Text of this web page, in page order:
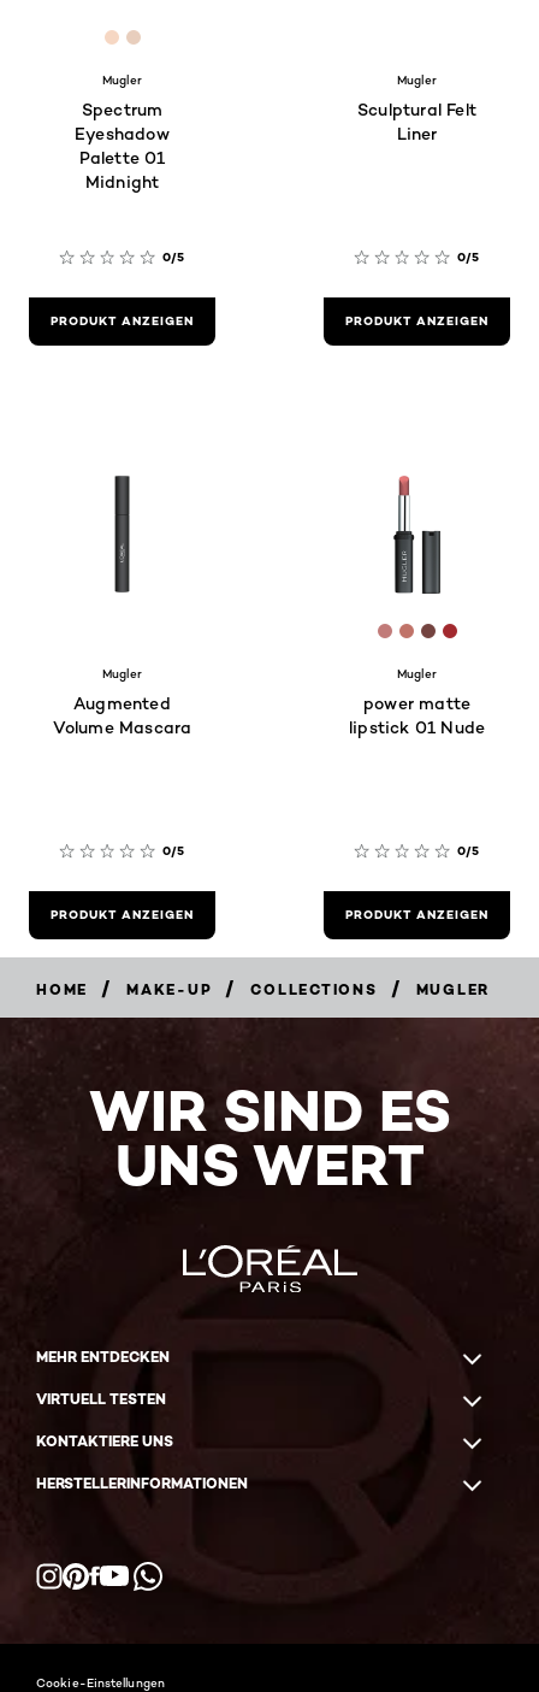
[Color]: #f6d7c3
[Color]: #e8cebd
Mugler
Spectrum
Eyeshadow
Palette 01
Midnight
0/5
PRODUKT ANZEIGEN
Mugler
Sculptural Felt
Liner
0/5
PRODUKT ANZEIGEN
Mugler
Augmented
Volume Mascara
0/5
PRODUKT ANZEIGEN
[Color]:
[Color]:
[Color]:
[Color]:
Mugler
power matte
lipstick 01 Nude
0/5
PRODUKT ANZEIGEN
HOME / MAKE-UP / COLLECTIONS / MUGLER
WIR SIND ES
UNS WERT
MEHR ENTDECKEN
VIRTUELL TESTEN
KONTAKTIERE UNS
HERSTELLERINFORMATIONEN
Facebook
YouTube
Cookie-Einstellungen